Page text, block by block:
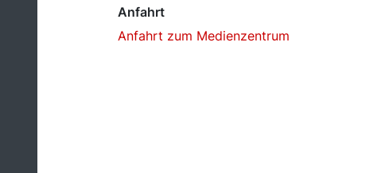
Anfahrt
Anfahrt zum Medienzentrum